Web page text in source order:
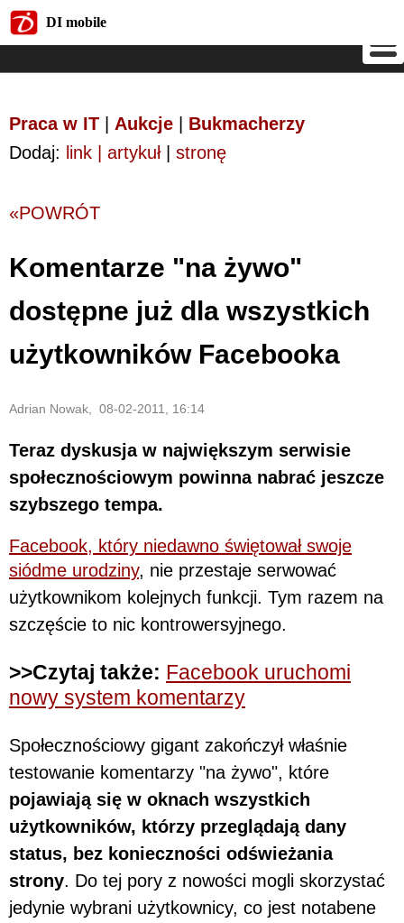
DI mobile
Praca w IT Aukcje
Bukmacherzy
Dodaj: link | artykuł| stronę
«POWRÓT
Komentarze "na żywo"
dostępne już dla wszystkich
użytkowników Facebooka
Adrian Nowak, 08-02-2011, 16:14
Teraz dyskusja w największym serwisie
społecznościowym powinna nabrać jeszcze
szybszego tempa.
Facebook, który niedawno świętował swoje
siódme urodziny, nie przestaje serwować
użytkownikom kolejnych funkcji. Tym razem na
szczęście to nic kontrowersyjnego.
>>Czytaj także: Facebook uruchomi
nowy system komentarzy
Społecznościowy gigant zakończył właśnie
testowanie komentarzy "na żywo", które
pojawiają się w oknach wszystkich
użytkowników, którzy przeglądają dany
status, bez konieczności odświeżania
strony. Do tej pory z nowości mogli skorzystać
jedynie wybrani użytkownicy, co jest notabene
DI mobile